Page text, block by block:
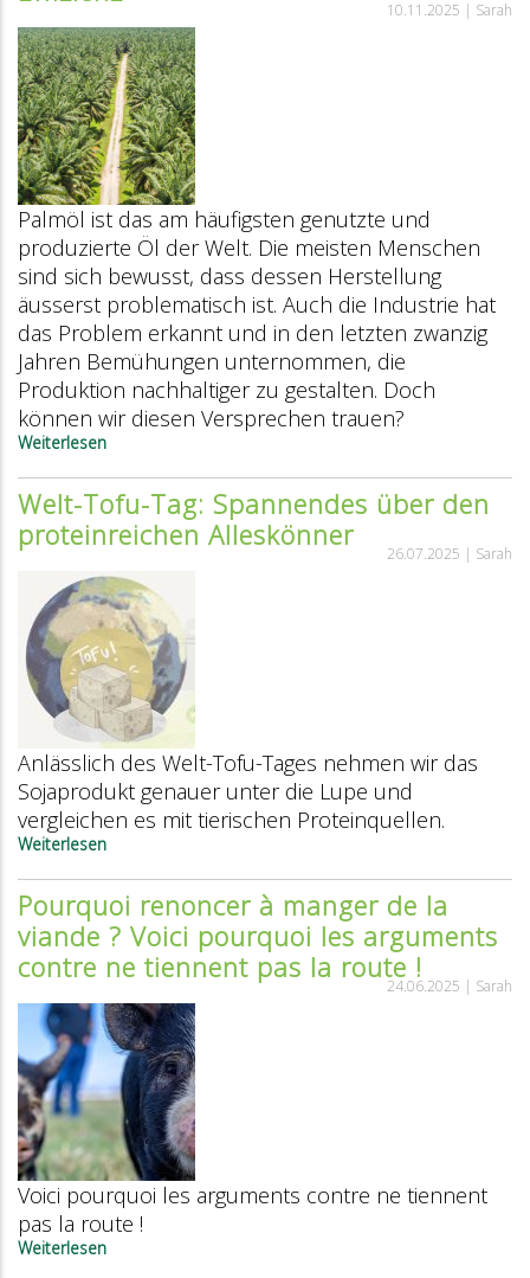
10.11.2025 | Sarah
Palmöl ist das am häufigsten genutzte und
produzierte Öl der Welt. Die meisten Menschen
sind sich bewusst, dass dessen Herstellung
äusserst problematisch ist. Auch die Industrie hat
das Problem erkannt und in den letzten zwanzig
Jahren Bemühungen unternommen, die
Produktion nachhaltiger zu gestalten. Doch
können wir diesen Versprechen trauen?
Weiterlesen
zwischen
Zerstörung
und
Effizienz
Welt-Tofu-Tag: Spannendes über den
proteinreichen Alleskönner
26.07.2025 | Sarah
Anlässlich des Welt-Tofu-Tages nehmen wir das
Sojaprodukt genauer unter die Lupe und
vergleichen es mit tierischen Proteinquellen.
Weiterlesen
Tofu-
Tag:
Spannendes
über
den
Alleskönner
Pourquoi renoncer à manger de la
viande ? Voici pourquoi les arguments
contre ne tiennent pas la route !
24.06.2025 | Sarah
Voici pourquoi les arguments contre ne tiennent
pas la route !
Weiterlesen